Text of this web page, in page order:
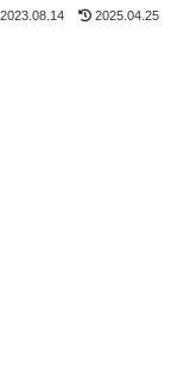
2023.08.14 2025.04.25